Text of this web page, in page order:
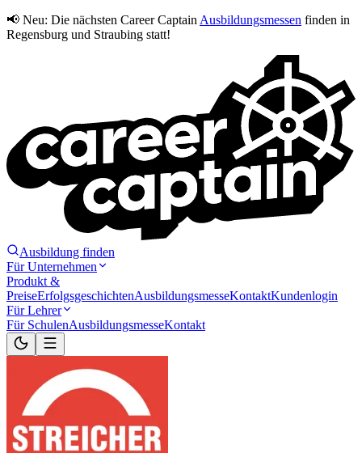
📢 Neu: Die nächsten Career Captain Ausbildungsmessen finden in
Regensburg und Straubing statt!
Ausbildung finden
Für Unternehmen
Produkt &
PreiseErfolgsgeschichtenAusbildungsmesseKontaktKundenlogin
Für Lehrer
Für SchulenAusbildungsmesseKontakt